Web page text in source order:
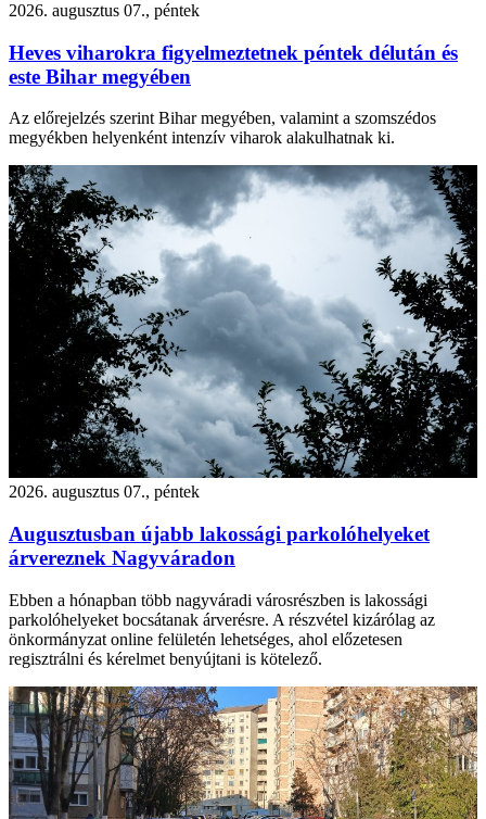
2026. augusztus 07., péntek
Heves viharokra figyelmeztetnek péntek délután és
este Bihar megyében
Az előrejelzés szerint Bihar megyében, valamint a szomszédos
megyékben helyenként intenzív viharok alakulhatnak ki.
2026. augusztus 07., péntek
Augusztusban újabb lakossági parkolóhelyeket
árvereznek Nagyváradon
Ebben a hónapban több nagyváradi városrészben is lakossági
parkolóhelyeket bocsátanak árverésre. A részvétel kizárólag az
önkormányzat online felületén lehetséges, ahol előzetesen
regisztrálni és kérelmet benyújtani is kötelező.